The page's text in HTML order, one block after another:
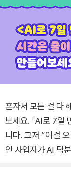
혼자서 모든 걸 다
보세요. 『AI로 7일 만에 사업 시작하기』는 거창한 성공담이 아닙
니다. 그저 “이걸
인 사업자가 AI 덕